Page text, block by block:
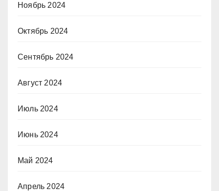
Ноябрь 2024
Октябрь 2024
Сентябрь 2024
Август 2024
Июль 2024
Июнь 2024
Май 2024
Апрель 2024